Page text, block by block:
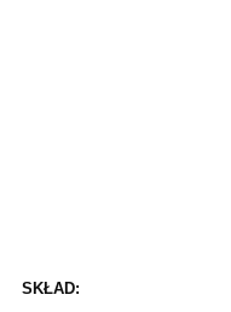
SKŁAD: